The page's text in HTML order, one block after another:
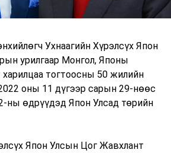
Ухнаагийн Хүрэлсүх Япон
урилгаар Монгол, Японы
тогтоосны 50 жилийн
оны 11 дүгээр сарын 29-нөөс
ны өдрүүдэд Япон Улсад төрийн
Япон Улсын Цог Жавхлант